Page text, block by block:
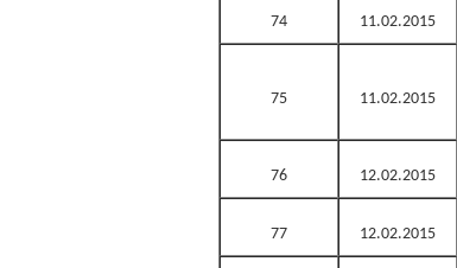
74 11.02.2015
75 11.02.2015
76 12.02.2015
77 12.02.2015